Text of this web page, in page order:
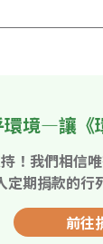
境—讓《
！我們相信
定期捐款的行
前往